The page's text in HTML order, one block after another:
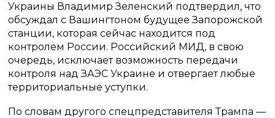
Украины Владимир Зеленский подтвердил, что
обсуждал с Вашингтоном будущее Запорожской
станции, которая сейчас находится под
контролем России. Российский МИД, в свою
очередь, исключает возможность передачи
контроля над ЗАЭС Украине и отвергает любые
территориальные уступки.
По словам другого спецпредставителя Трампа —